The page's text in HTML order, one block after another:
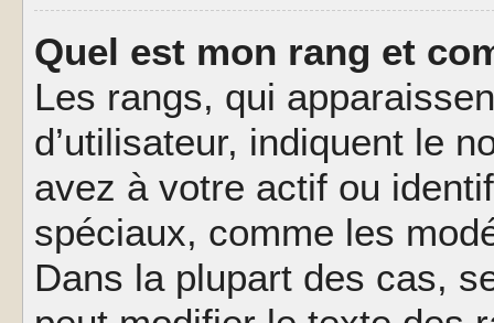
Quel est mon rang et
Les rangs, qui
d’utilisateur, indiquent le
avez à votre actif ou
spéciaux, comme les
Dans la plupart des cas,